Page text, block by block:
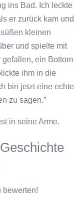
ins Bad. Ich leckte
er zurück kam und
kleinen
und spielte mit
gefallen, ein Bottom
ihm in die
bin jetzt eine echte
zu sagen.”
in seine Arme.
bewerten!